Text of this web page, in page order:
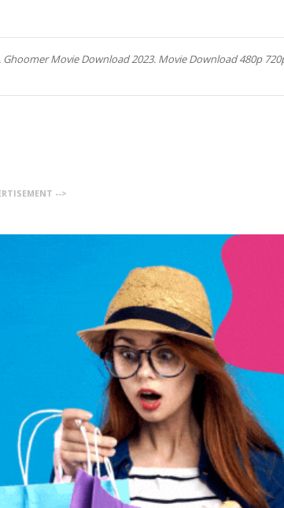
Movie Download 2023. Movie Download 480p
-->